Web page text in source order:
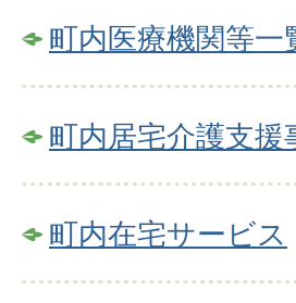
町内医療機関等一
町内居宅介護支援
町内在宅サービス